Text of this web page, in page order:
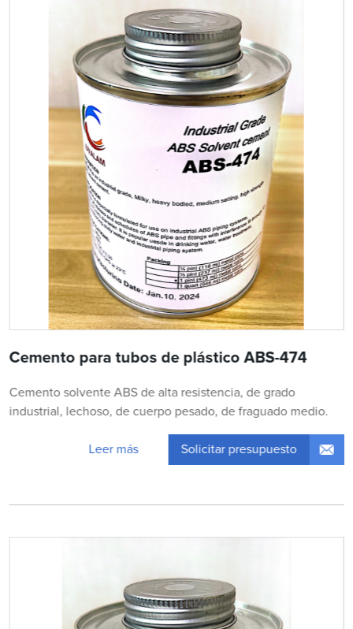
Cemento para tubos de plástico ABS-474
Cemento solvente ABS de alta resistencia, de grado
industrial, lechoso, de cuerpo pesado, de fraguado medio.
Leer más Solicitar presupuesto